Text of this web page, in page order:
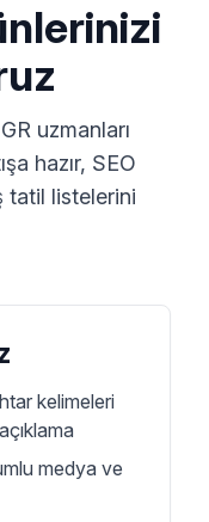
uzmanları
hazır, SEO
tatil listelerini
kelimeleri
medya ve